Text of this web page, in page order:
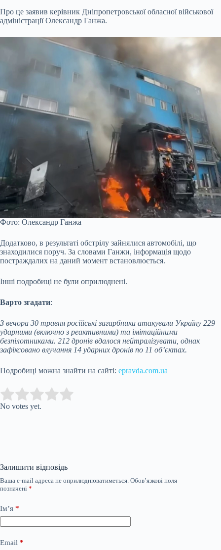
Про це заявив керівник Дніпропетровської обласної військової
адміністрації Олександр Ганжа.
Фото: Олександр Ганжа
Додатково, в результаті обстрілу зайнялися автомобілі, що
знаходилися поруч. За словами Ганжи, інформація щодо
постраждалих на даний момент встановлюється.
Інші подробиці не були оприлюднені.
Варто згадати:
З вечора 30 травня російські загарбники атакували Україну 229
ударними (включно з реактивними) та імітаційними
безпілотниками. 212 дронів вдалося нейтралізувати, однак
зафіксовано влучання 14 ударних дронів по 11 об’єктах.
Подробиці можна знайти на сайті: epravda.com.ua
Rate this item:
No votes yet.
Залишити відповідь
Ваша e-mail адреса не оприлюднюватиметься. Обов’язкові поля
позначені *
Ім’я *
Email *